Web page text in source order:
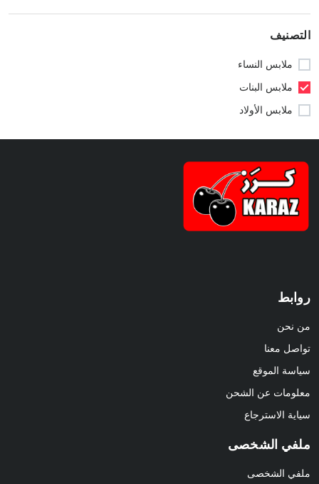
التصنيف
ملابس النساء
ملابس البنات
ملابس الأولاد
روابط
من نحن
تواصل معنا
سياسة الموقع
معلومات عن الشحن
سياية الاسترجاع
ملفي الشخصى
ملفي الشخصى